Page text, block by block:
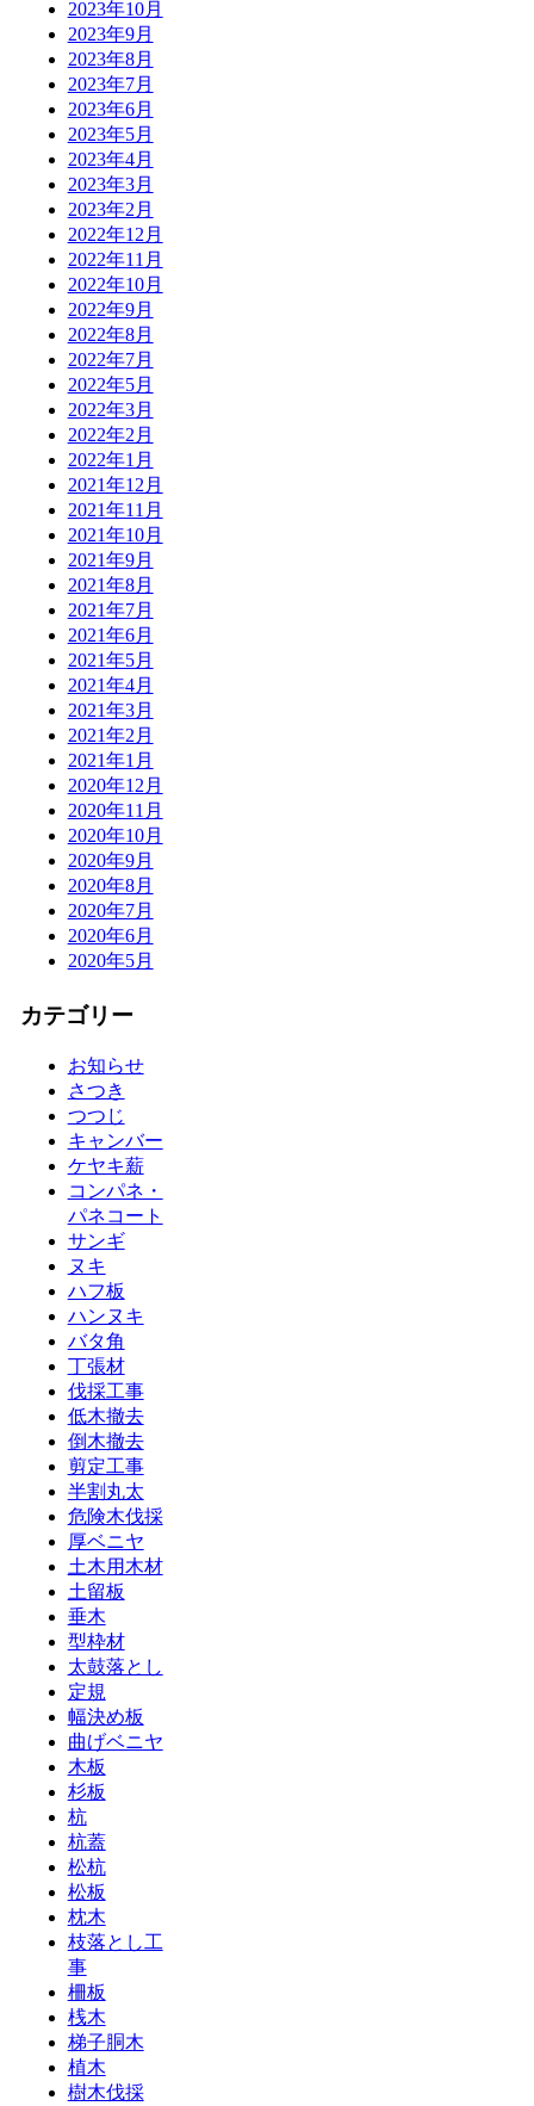
2023年10月
2023年9月
2023年8月
2023年7月
2023年6月
2023年5月
2023年4月
2023年3月
2023年2月
2022年12月
2022年11月
2022年10月
2022年9月
2022年8月
2022年7月
2022年5月
2022年3月
2022年2月
2022年1月
2021年12月
2021年11月
2021年10月
2021年9月
2021年8月
2021年7月
2021年6月
2021年5月
2021年4月
2021年3月
2021年2月
2021年1月
2020年12月
2020年11月
2020年10月
2020年9月
2020年8月
2020年7月
2020年6月
2020年5月
カテゴリー
お知らせ
さつき
つつじ
キャンバー
ケヤキ薪
コンパネ・
パネコート
サンギ
ヌキ
ハフ板
ハンヌキ
バタ角
丁張材
伐採工事
低木撤去
倒木撤去
剪定工事
半割丸太
危険木伐採
厚ベニヤ
土木用木材
土留板
垂木
型枠材
太鼓落とし
定規
幅決め板
曲げベニヤ
木板
杉板
杭
杭蓋
松杭
松板
枕木
枝落とし工
事
柵板
桟木
梯子胴木
植木
樹木伐採